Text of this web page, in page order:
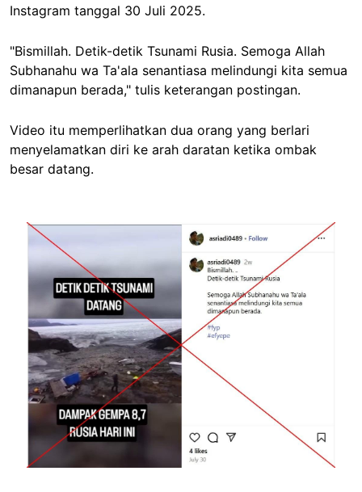
Instagram tanggal 30 Juli 2025.
"Bismillah. Detik-detik Tsunami Rusia. Semoga Allah
Subhanahu wa Ta'ala senantiasa melindungi kita semua
dimanapun berada," tulis keterangan postingan.
Video itu memperlihatkan dua orang yang berlari
menyelamatkan diri ke arah daratan ketika ombak
besar datang.
Image